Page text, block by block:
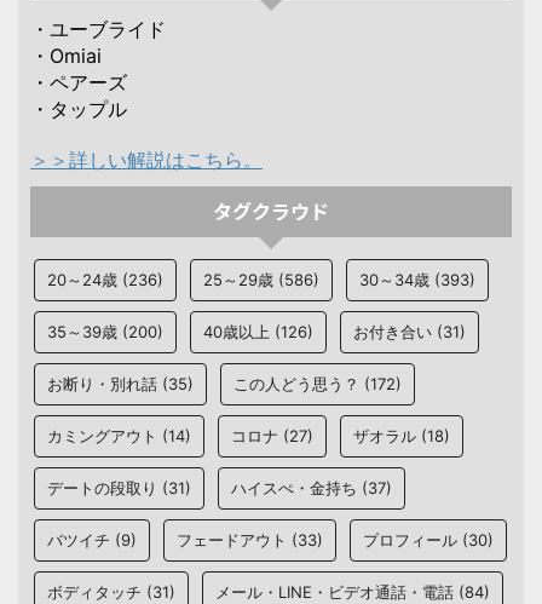
・ユーブライド
・Omiai
・ペアーズ
・タップル
＞＞詳しい解説はこちら。
タグクラウド
20～24歳 (236) 25～29歳 (586) 30～34歳 (393)
35～39歳 (200) 40歳以上 (126) お付き合い (31)
お断り・別れ話 (35) この人どう思う？ (172)
カミングアウト (14) コロナ (27) ザオラル (18)
デートの段取り (31) ハイスぺ・金持ち (37)
バツイチ (9) フェードアウト (33) プロフィール (30)
ボディタッチ (31) メール・LINE・ビデオ通話・電話 (84)